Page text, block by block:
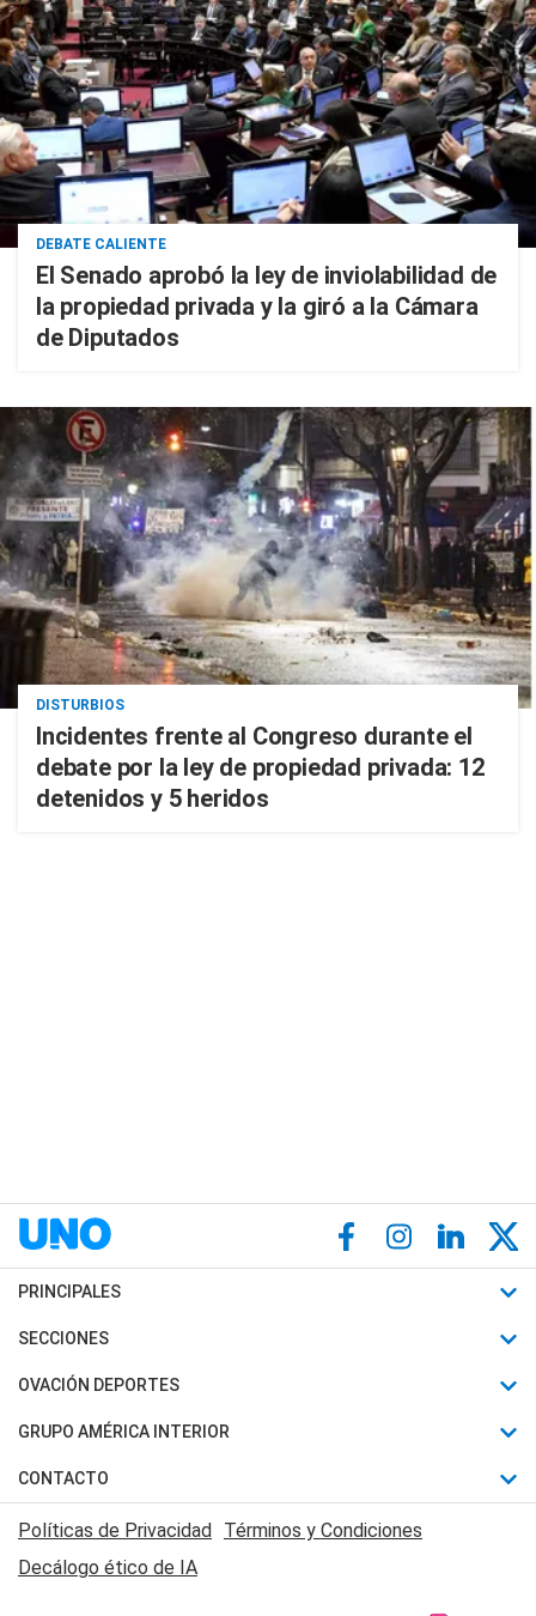
DEBATE CALIENTE
El Senado aprobó la ley de inviolabilidad de
la propiedad privada y la giró a la Cámara
de Diputados
DISTURBIOS
Incidentes frente al Congreso durante el
debate por la ley de propiedad privada: 12
detenidos y 5 heridos
PRINCIPALES
Últimas Noticias
Política
Judiciales
Economia
SECCIONES
Horóscopo
Motores
Trucos caseros
Series y Películas
Edictos y Solicitadas
OVACIÓN DEPORTES
Fútbol
Mundial
Automovilismo
Rugby
GRUPO AMÉRICA INTERIOR
Canal 7 en Vivo
CONTACTO
Acerca de Nosotros
Contactanos
Políticas de Privacidad Términos y Condiciones
Decálogo ético de IA